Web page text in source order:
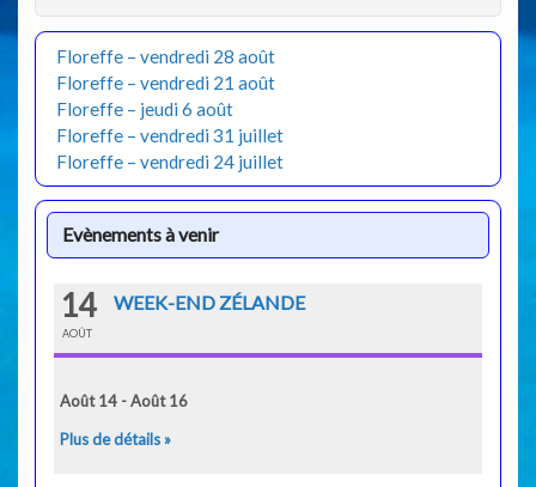
Floreffe – vendredi 28 août
Floreffe – vendredi 21 août
Floreffe – jeudi 6 août
Floreffe – vendredi 31 juillet
Floreffe – vendredi 24 juillet
Evènements à venir
14
AOÛT
WEEK-END ZÉLANDE
Août 14 - Août 16
Plus de détails »